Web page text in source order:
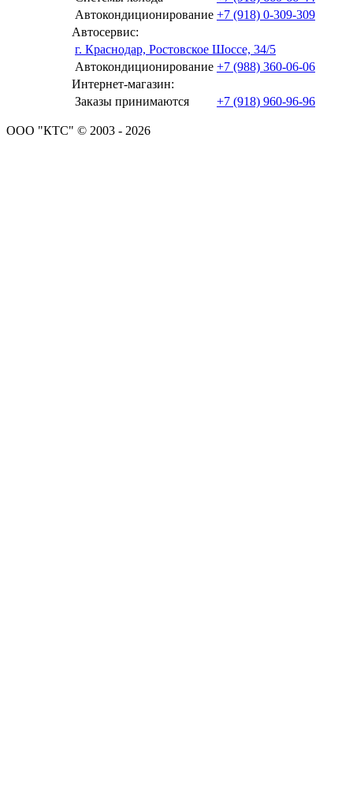
Автокондиционирование +7 (918) 0-309-309
Автосервис:
г. Краснодар, Ростовское Шоссе, 34/5
Автокондиционирование +7 (988) 360-06-06
Интернет-магазин:
Заказы принимаются
+7 (918) 960-96-96
ООО "КТС" © 2003 - 2026